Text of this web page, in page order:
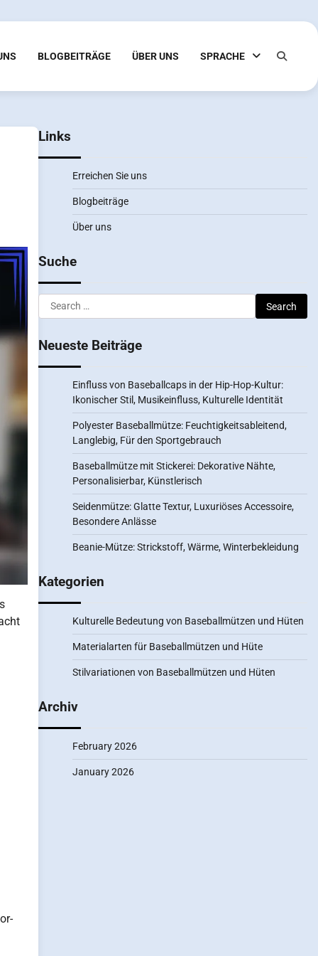
BLOGBEITRÄGE ÜBER UNS SPRACHE
Links
Erreichen Sie uns
Blogbeiträge
Über uns
Suche
Search
for:
Neueste Beiträge
Einfluss von Baseballcaps in der Hip-Hop-Kultur:
Ikonischer Stil, Musikeinfluss, Kulturelle Identität
Polyester Baseballmütze: Feuchtigkeitsableitend,
Langlebig, Für den Sportgebrauch
Baseballmütze mit Stickerei: Dekorative Nähte,
Personalisierbar, Künstlerisch
Seidenmütze: Glatte Textur, Luxuriöses Accessoire,
Besondere Anlässe
Beanie-Mütze: Strickstoff, Wärme, Winterbekleidung
Kategorien
Kulturelle Bedeutung von Baseballmützen und Hüten
Materialarten für Baseballmützen und Hüte
Stilvariationen von Baseballmützen und Hüten
Archiv
February 2026
January 2026